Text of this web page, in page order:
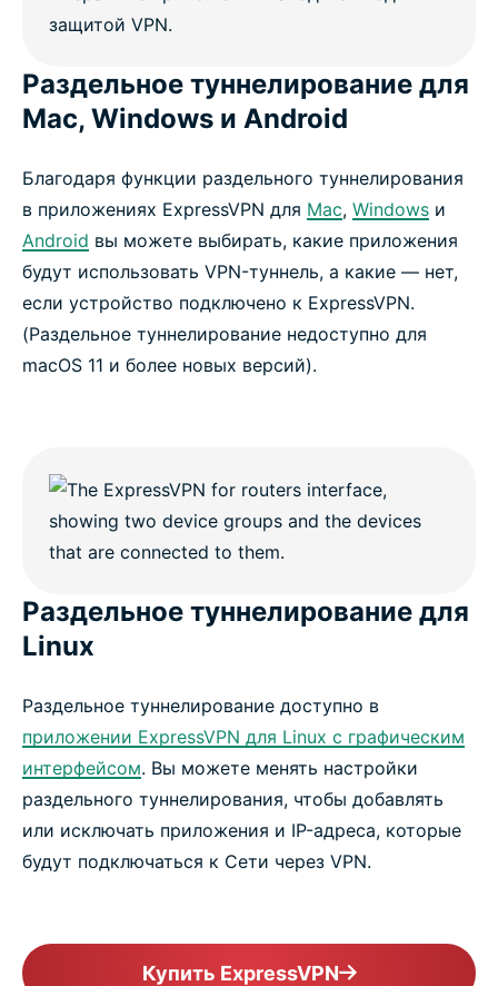
Раздельное туннелирование для
Mac, Windows и Android
Благодаря функции раздельного туннелирования
в приложениях ExpressVPN для Mac, Windows и
Android вы можете выбирать, какие приложения
будут использовать VPN-туннель, а какие — нет,
если устройство подключено к ExpressVPN.
(Раздельное туннелирование недоступно для
macOS 11 и более новых версий).
Раздельное туннелирование для
Linux
Раздельное туннелирование доступно в
приложении ExpressVPN для Linux с графическим
интерфейсом. Вы можете менять настройки
раздельного туннелирования, чтобы добавлять
или исключать приложения и IP-адреса, которые
будут подключаться к Сети через VPN.
Купить ExpressVPN